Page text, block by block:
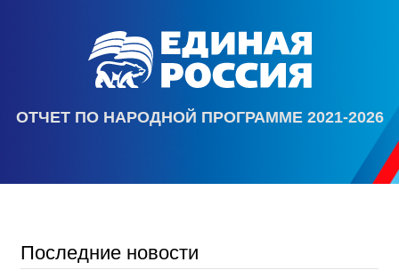
ОТЧЕТ ПО НАРОДНОЙ ПРОГРАММЕ 2021-2026
Последние новости